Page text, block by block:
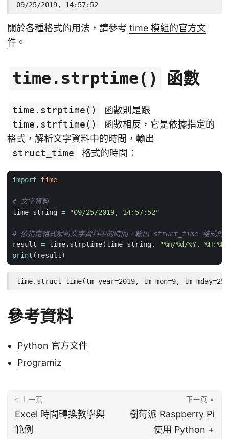
09/25/2019, 14:57:52
關於各種格式的用法，請參考 time 模組的官方文
件 。
time.strptime() 函數
time.strptime()
函數則是跟
time.strftime()
函數相反，它是依據指定的
格式，解析文字資料中的時間，輸出
struct_time
格式的時間：
import time
# 文字資料
time_string = "09/25/2019, 14:57:52"
# 依指定格式解析文字資料中的時間，輸出 struct_time 格式的
result = time.strptime(time_string , "%m/%d/%Y,
print ( result)
time.struct_time(tm_year=2019, tm_mon=9,
參考資料
Python 官方文件
Programiz
« 上一頁
Excel 時間轉換教學與
範例
下一頁 »
樹莓派 Raspberry Pi
使用 Python +